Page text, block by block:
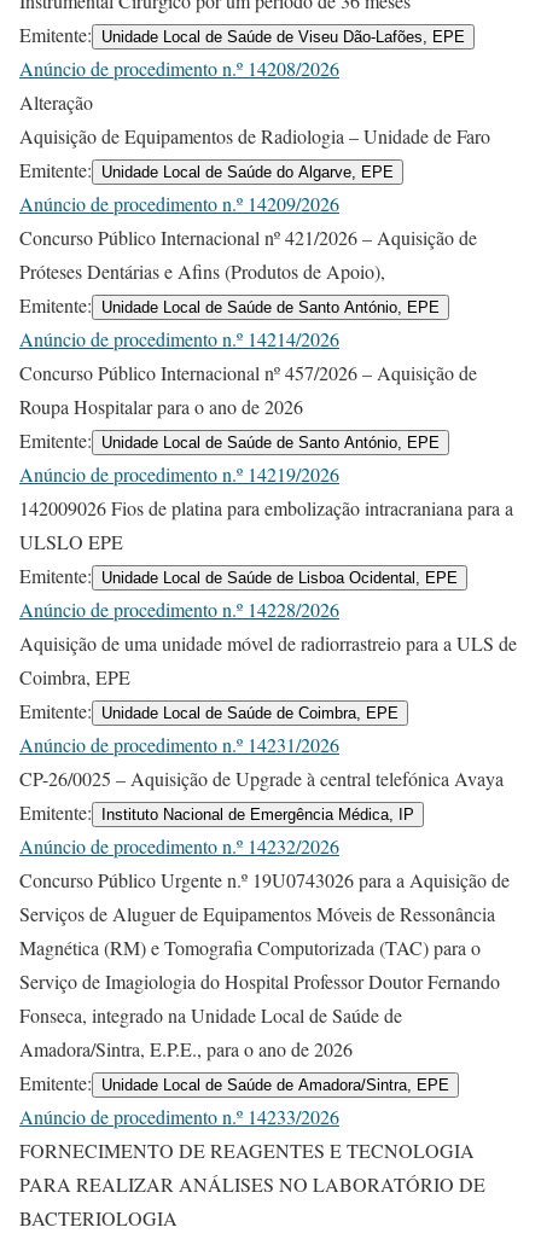
Emitente:
Unidade Local de Saúde de Viseu Dão-Lafões, EPE
Anúncio de procedimento n.º 14208/2026
Alteração
Aquisição de Equipamentos de Radiologia – Unidade de Faro
Emitente:
Unidade Local de Saúde do Algarve, EPE
Anúncio de procedimento n.º 14209/2026
Concurso Público Internacional nº 421/2026 – Aquisição de
Próteses Dentárias e Afins (Produtos de Apoio),
Emitente:
Unidade Local de Saúde de Santo António, EPE
Anúncio de procedimento n.º 14214/2026
Concurso Público Internacional nº 457/2026 – Aquisição de
Roupa Hospitalar para o ano de 2026
Emitente:
Unidade Local de Saúde de Santo António, EPE
Anúncio de procedimento n.º 14219/2026
142009026 Fios de platina para embolização intracraniana para a
ULSLO EPE
Emitente:
Unidade Local de Saúde de Lisboa Ocidental, EPE
Anúncio de procedimento n.º 14228/2026
Aquisição de uma unidade móvel de radiorrastreio para a ULS de
Coimbra, EPE
Emitente:
Unidade Local de Saúde de Coimbra, EPE
Anúncio de procedimento n.º 14231/2026
CP-26/0025 – Aquisição de Upgrade à central telefónica Avaya
Emitente:
Instituto Nacional de Emergência Médica, IP
Anúncio de procedimento n.º 14232/2026
Concurso Público Urgente n.º 19U0743026 para a Aquisição de
Serviços de Aluguer de Equipamentos Móveis de Ressonância
Magnética (RM) e Tomografia Computorizada (TAC) para o
Serviço de Imagiologia do Hospital Professor Doutor Fernando
Fonseca, integrado na Unidade Local de Saúde de
Amadora/Sintra, E.P.E., para o ano de 2026
Emitente:
Unidade Local de Saúde de Amadora/Sintra, EPE
Anúncio de procedimento n.º 14233/2026
FORNECIMENTO DE REAGENTES E TECNOLOGIA
PARA REALIZAR ANÁLISES NO LABORATÓRIO DE
BACTERIOLOGIA